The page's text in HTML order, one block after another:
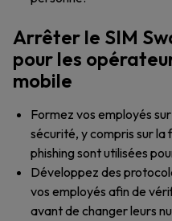
Arrêter le SIM
pour les
mobile
Formez vos employés
sécurité, y compris sur
phishing sont utilisées
Développez des
vos employés afin de
avant de changer leurs